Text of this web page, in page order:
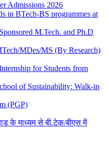
Admissions 2026
in BTech-BS programmes at
M.Tech. and Ph.D
MDes/MS (By Research)
for Students from
of Sustainability: Walk-in
(PGP)
के माध्यम से बी.टेक/बीएस में